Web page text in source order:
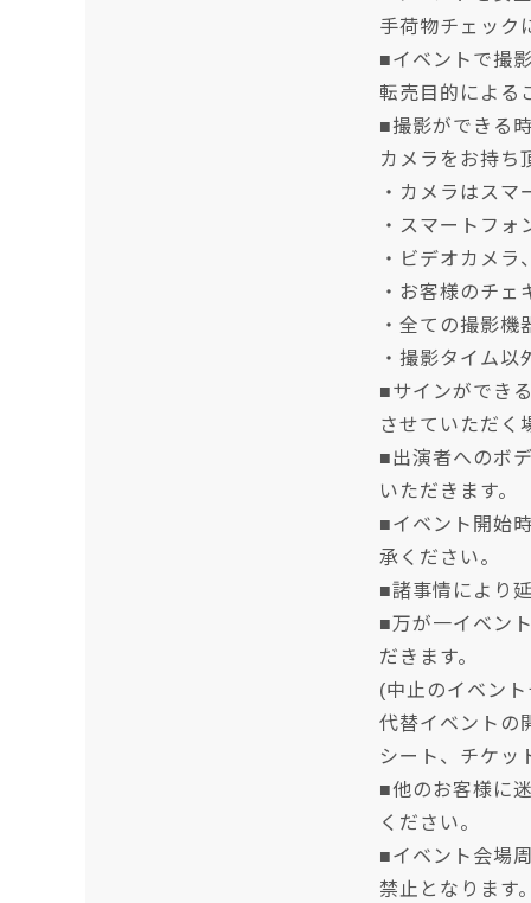
手荷物チェック
■イベントで撮
転売目的による
■撮影ができる
カメラをお持ち
・カメラはス
・スマートフ
・ビデオカメ
・お客様のチェ
・全ての撮影
・撮影タイム
■サインができ
させていただく
■出演者へのボ
いただきます。
■イベント開始
承ください。
■諸事情により
■万が一イベン
だきます。
(中止のイベン
代替イベントの
シート、チケッ
■他のお客様に
ください。
■イベント会場
禁止となります